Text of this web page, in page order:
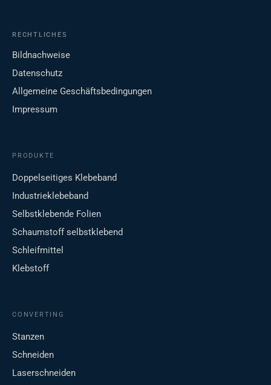
RECHTLICHES
Bildnachweise
Datenschutz
Allgemeine Geschäftsbedingungen
Impressum
PRODUKTE
Doppelseitiges Klebeband
Industrieklebeband
Selbstklebende Folien
Schaumstoff selbstklebend
Schleifmittel
Klebstoff
CONVERTING
Stanzen
Schneiden
Laserschneiden